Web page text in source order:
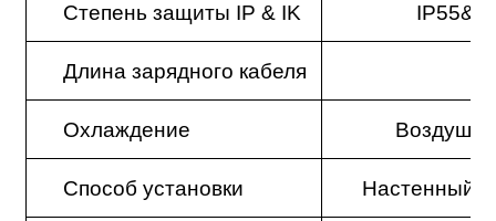
Степень защиты IP & IK
Длина зарядного кабеля
Охлаждение
Способ установки
Настенный